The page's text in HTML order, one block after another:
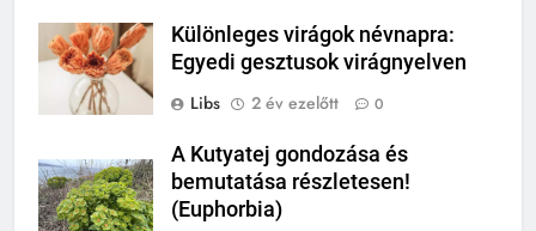
Különleges virágok névnapra:
Egyedi gesztusok virágnyelven
Libs
2 év ezelőtt 0
A Kutyatej gondozása és
bemutatása részletesen!
(Euphorbia)